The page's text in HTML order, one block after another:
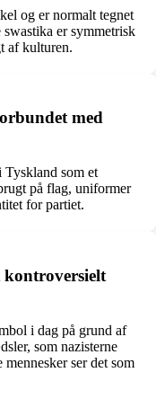
og er normalt tegnet
er symmetrisk
af kulturen.
med
Tyskland som et
på flag, uniformer
for partiet.
kontroversielt
i dag på grund af
som nazisterne
ser det som